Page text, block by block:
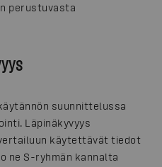
perustuvasta
suunnittelussa
Läpinäkyvyys
käytettävät tiedot
ne S-ryhmän kannalta